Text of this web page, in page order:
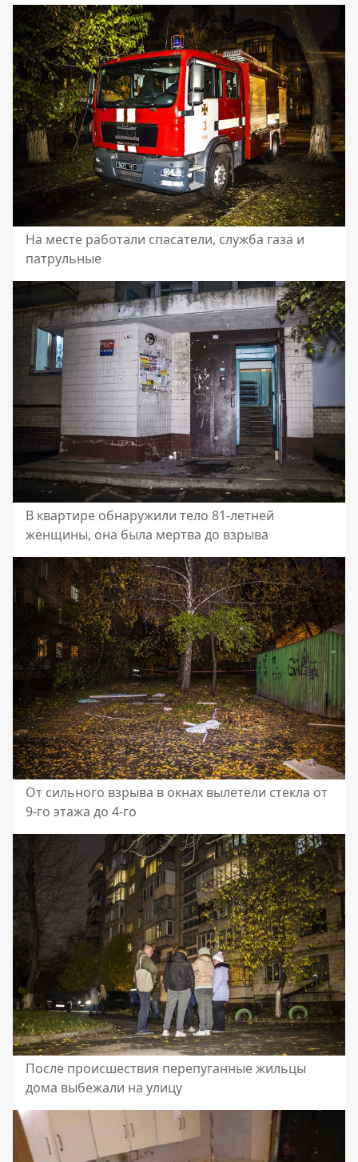
На месте работали спасатели, служба газа и
патрульные
В квартире обнаружили тело 81-летней
женщины, она была мертва до взрыва
От сильного взрыва в окнах вылетели стекла от
9-го этажа до 4-го
После происшествия перепуганные жильцы
дома выбежали на улицу